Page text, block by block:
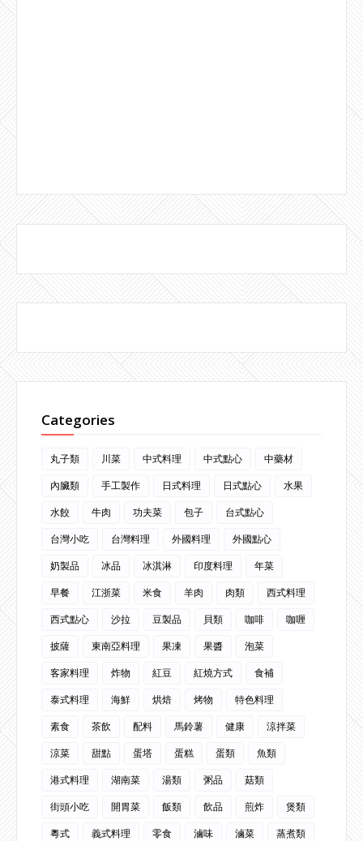
Categories
丸子類 川菜 中式料理 中式點心
中藥材
內臟類
手工製作 日式料理 日式點心
水果
水餃
牛肉 功夫菜 包子
台式點心
台灣小吃
台灣料理 外國料理
外國點心
奶製品
冰品 冰淇淋 印度料理
年菜
早餐
江浙菜 米食 羊肉 肉類
西式料理
西式點心
沙拉 豆製品 貝類 咖啡
咖喱
披薩
東南亞料理 果凍 果醬
泡菜
客家料理
炸物 紅豆 紅燒方式
食補
泰式料理
海鮮 烘焙 烤物
特色料理
素食
茶飲 配料 馬鈴薯 健康
涼拌菜
涼菜
甜點 蛋塔 蛋糕 蛋類
魚類
港式料理
湖南菜 湯類 粥品
菇類
街頭小吃
開胃菜 飯類 飲品 煎炸
煲類
粵式
義式料理 零食 滷味 滷菜 蒸煮類